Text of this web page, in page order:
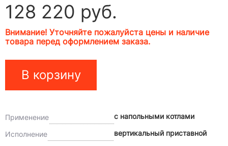
128 220 руб.
Внимание! Уточняйте пожалуйста цены и наличие
товара перед оформлением заказа.
В корзину
Применение с напольными котлами
Исполнение
вертикальный приставной